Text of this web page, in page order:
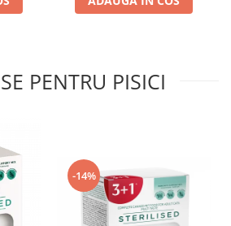
PENTRU PISICI
-14%